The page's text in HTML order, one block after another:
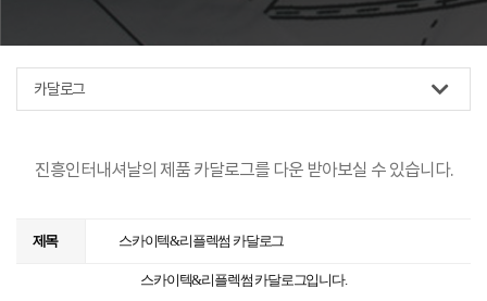
카달로그
진흥인터내셔날의 제품 카달로그를 다운 받아보실 수 있습니다.
제목 스카이텍&리플렉썸 카달로그
스카이텍&리플렉썸 카달로그입니다.